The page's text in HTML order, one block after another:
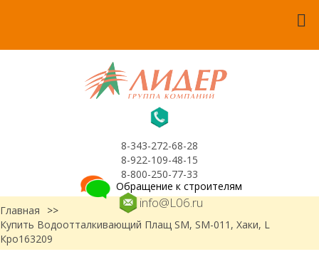
8-343-272-68-28
8-922-109-48-15
8-800-250-77-33
info@L06.ru
Обращение к строителям
Главная
>>
Купить Водоотталкивающий Плащ SM, SM-011, Хаки, L
Кро163209